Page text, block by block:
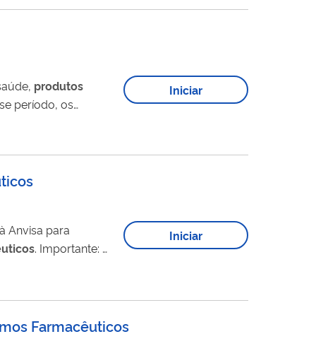
produtos
médica,
Iniciar
Anvisa para
. Importante: o
com a mesma
Iniciar
Farmacêuticos